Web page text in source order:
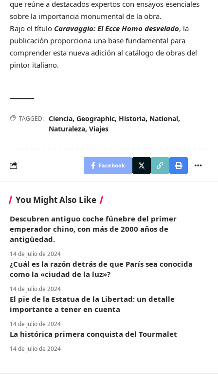
que reúne a destacados expertos con ensayos esenciales
sobre la importancia monumental de la obra.
Bajo el título Caravaggio: El Ecce Homo desvelado, la
publicación proporciona una base fundamental para
comprender esta nueva adición al catálogo de obras del
pintor italiano.
TAGGED: Ciencia, Geographic, Historia, National,
Naturaleza, Viajes
Facebook
You Might Also Like
Descubren antiguo coche fúnebre del primer
emperador chino, con más de 2000 años de
antigüedad.
14 de julio de 2024
¿Cuál es la razón detrás de que París sea conocida
como la «ciudad de la luz»?
14 de julio de 2024
El pie de la Estatua de la Libertad: un detalle
importante a tener en cuenta
14 de julio de 2024
La histórica primera conquista del Tourmalet
14 de julio de 2024